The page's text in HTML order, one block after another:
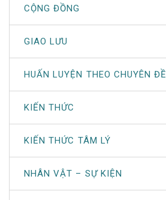
CỘNG ĐỒNG
GIAO LƯU
HUẤN LUYỆN THEO CHUYÊN ĐỀ
KIẾN THỨC
KIẾN THỨC TÂM LÝ
NHÂN VẬT – SỰ KIỆN